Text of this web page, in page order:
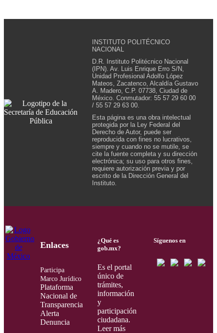
INSTITUTO POLITÉCNICO
NACIONAL
D.R. Instituto Politécnico Nacional
(IPN). Av. Luis Enrique Erro S/N,
Unidad Profesional Adolfo López
Mateos, Zacatenco, Alcaldía Gustavo
A. Madero, C.P. 07738, Ciudad de
México. Conmutador: 55 57 29 60 00
/ 55 57 29 63 00.
Esta página es una obra intelectual
protegida por la Ley Federal del
Derecho de Autor, puede ser
reproducida con fines no lucrativos,
siempre y cuando no se mutile, se
cite la fuente completa y su dirección
electrónica; su uso para otros fines,
requiere autorización previa y por
escrito de la Dirección General del
Instituto.
Enlaces
Participa
Marco Jurídico
Plataforma
Nacional de
Transparencia
Alerta
Denuncia
¿Qué es
gob.mx?
Es el portal
único de
trámites,
información
y
participación
ciudadana.
Leer más
Síguenos en